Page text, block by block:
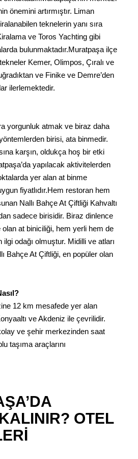
önemini artırmıştır. Liman
teknelerin yanı sıra
ve Toros Yachting gibi
bulunmaktadır.Muratpaşa ilçe
Kemer, Olimpos, Çıralı ve
ve Finike ve Demre’den
ilerlemektedir.
yorgunluk atmak ve biraz daha
birisi, ata binmedir.
karşın, oldukça hoş bir etki
yapılacak aktivitelerden
yer alan at binme
fiyatlıdır.Hem restoran hem
Nallı Bahçe At Çiftliği Kahvaltı
sadece birisidir. Biraz dinlence
olan at biniciliği, hem yerli hem de
odağı olmuştur. Midilli ve atları
Bahçe At Çiftliği, en popüler olan
12 km mesafede yer alan
ve Akdeniz ile çevrilidir.
ve şehir merkezinden saat
taşıma araçlarını
OTEL